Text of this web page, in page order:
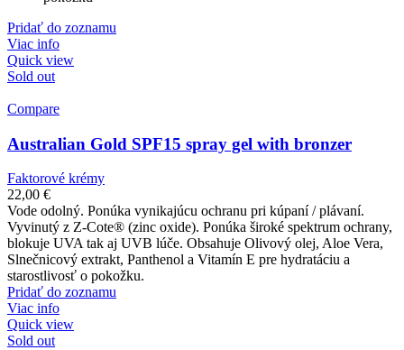
Pridať do zoznamu
Viac info
Quick view
Sold out
Compare
Australian Gold SPF15 spray gel with bronzer
Faktorové krémy
22,00 €
Vode odolný. Ponúka vynikajúcu ochranu pri kúpaní / plávaní.
Vyvinutý z Z-Cote® (zinc oxide). Ponúka široké spektrum ochrany,
blokuje UVA tak aj UVB lúče. Obsahuje Olivový olej, Aloe Vera,
Slnečnicový extrakt, Panthenol a Vitamín E pre hydratáciu a
starostlivosť o pokožku.
Pridať do zoznamu
Viac info
Quick view
Sold out